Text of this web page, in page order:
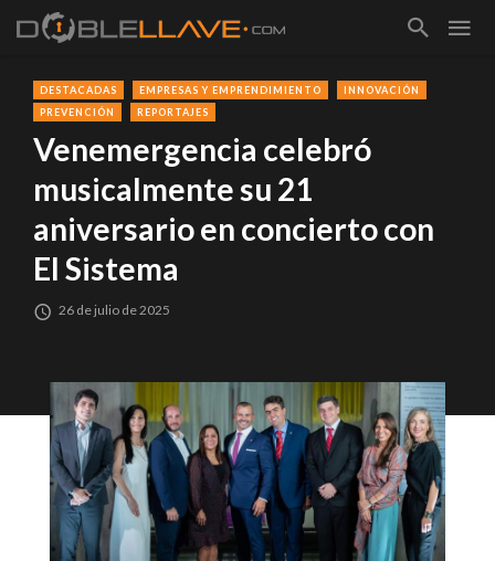
DESTACADAS EMPRESAS Y EMPRENDIMIENTO
INNOVACIÓN
PREVENCIÓN
REPORTAJES
Venemergencia celebró
musicalmente su 21
aniversario en concierto con
El Sistema
26 de julio de 2025